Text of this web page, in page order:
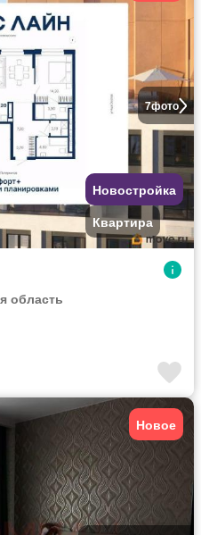
7фото
Новостройка
Квартира
область
Новое